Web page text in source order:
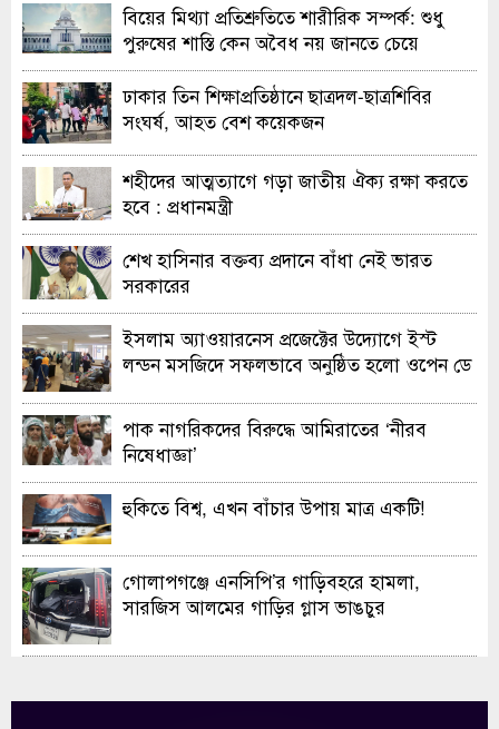
বিয়ের মিথ্যা প্রতিশ্রুতিতে শারীরিক সম্পর্ক: শুধু
পুরুষের শাস্তি কেন অবৈধ নয় জানতে চেয়ে
হাইকোর্টের রুল
ঢাকার তিন শিক্ষাপ্রতিষ্ঠানে ছাত্রদল-ছাত্রশিবির
সংঘর্ষ, আহত বেশ কয়েকজন
শহীদের আত্মত্যাগে গড়া জাতীয় ঐক্য রক্ষা করতে
হবে : প্রধানমন্ত্রী
শেখ হাসিনার বক্তব্য প্রদানে বাঁধা নেই ভারত
সরকারের
ইসলাম অ্যাওয়ারনেস প্রজেক্টের উদ্যোগে ইস্ট
লন্ডন মসজিদে সফলভাবে অনুষ্ঠিত হলো ওপেন ডে
পাক নাগরিকদের বিরুদ্ধে আমিরাতের ‘নীরব
নিষেধাজ্ঞা’
হুকিতে বিশ্ব, এখন বাঁচার উপায় মাত্র একটি!
গোলাপগঞ্জে এনসিপি’র গাড়িবহরে হামলা,
সারজিস আলমের গাড়ির গ্লাস ভাঙচুর